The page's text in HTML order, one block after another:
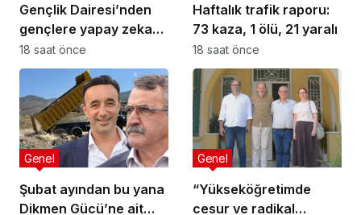
Gençlik Dairesi’nden
gençlere yapay zeka
semineri
18 saat önce
Haftalık trafik raporu:
73 kaza, 1 ölü, 21 yaralı
18 saat önce
Şubat ayından bu yana
Dikmen Gücü’ne ait
Genel
“Yükseköğretimde
cesur ve radikal
Genel